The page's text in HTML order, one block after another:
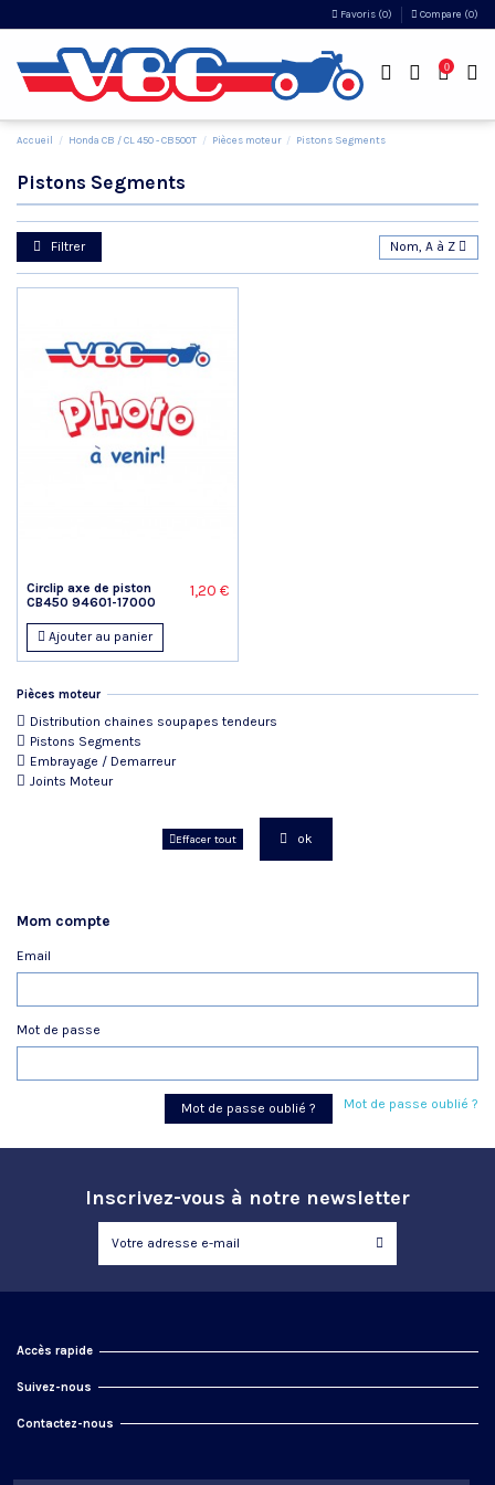
Favoris (0) Compare (0)
0
Accueil Honda CB / CL 450 - CB500T Pièces moteur Pistons Segments
Pistons Segments
Filtrer Nom, A à Z
Circlip axe de piston
CB450 94601-17000
1,20 €
Ajouter au panier
Pièces moteur
Distribution chaines soupapes tendeurs
Pistons Segments
Embrayage / Demarreur
Joints Moteur
Effacer tout ok
Mom compte
Email
Mot de passe
Mot de passe oublié ?
Mot de passe oublié ?
Inscrivez-vous à notre newsletter
Accès rapide
Suivez-nous
Contactez-nous